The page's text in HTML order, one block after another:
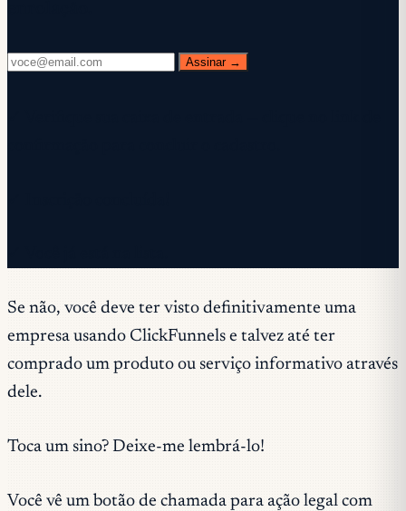
Assinar →
Se não, você deve ter visto definitivamente uma
empresa usando ClickFunnels e talvez até ter
comprado um produto ou serviço informativo através
dele.
Toca um sino? Deixe-me lembrá-lo!
Você vê um botão de chamada para ação legal com